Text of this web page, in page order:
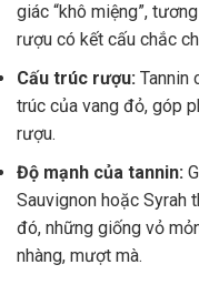
giác “khô miệng”,
rượu có kết cấu chắc
Cấu trúc rượu: Tannin
trúc của vang đỏ, góp
rượu.
Độ mạnh của tannin:
Sauvignon hoặc Syrah
đó, những giống vỏ
nhàng, mượt mà.